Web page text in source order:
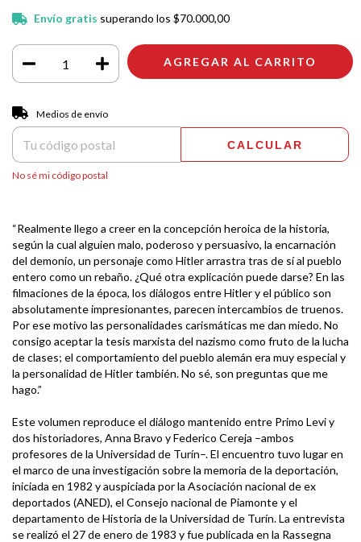
Envío gratis superando los $70.000,00
Entregas para el CP:
Medios de envío
CALCULAR
No sé mi código postal
“Realmente llego a creer en la concepción heroica de la historia,
según la cual alguien malo, poderoso y persuasivo, la encarnación
del demonio, un personaje como Hitler arrastra tras de sí al pueblo
entero como un rebaño. ¿Qué otra explicación puede darse? En las
filmaciones de la época, los diálogos entre Hitler y el público son
absolutamente impresionantes, parecen intercambios de truenos.
Por ese motivo las personalidades carismáticas me dan miedo. No
consigo aceptar la tesis marxista del nazismo como fruto de la lucha
de clases; el comportamiento del pueblo alemán era muy especial y
la personalidad de Hitler también. No sé, son preguntas que me
hago.”
Este volumen reproduce el diálogo mantenido entre Primo Levi y
dos historiadores, Anna Bravo y Federico Cereja –ambos
profesores de la Universidad de Turín–. El encuentro tuvo lugar en
el marco de una investigación sobre la memoria de la deportación,
iniciada en 1982 y auspiciada por la Asociación nacional de ex
deportados (ANED), el Consejo nacional de Piamonte y el
departamento de Historia de la Universidad de Turín. La entrevista
se realizó el 27 de enero de 1983 y fue publicada en la Rassegna